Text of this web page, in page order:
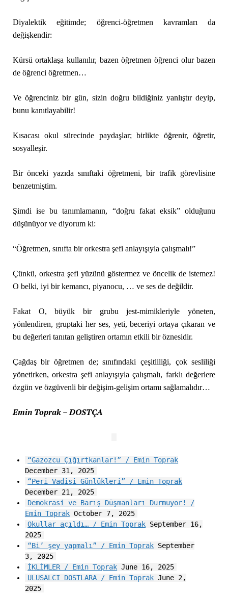
Diyalektik eğitimde; öğrenci-öğretmen kavramları da
değişkendir:
Kürsü ortaklaşa kullanılır, bazen öğretmen öğrenci olur bazen
de öğrenci öğretmen…
Ve öğrenciniz bir gün, sizin doğru bildiğiniz yanlıştır deyip,
bunu kanıtlayabilir!
Kısacası okul sürecinde paydaşlar; birlikte öğrenir, öğretir,
sosyalleşir.
Bir önceki yazıda sınıftaki öğretmeni, bir trafik görevlisine
benzetmiştim.
Şimdi ise bu tanımlamanın, “doğru fakat eksik” olduğunu
düşünüyor ve diyorum ki:
“Öğretmen, sınıfta bir orkestra şefi anlayışıyla çalışmalı!”
Çünkü, orkestra şefi yüzünü göstermez ve öncelik de istemez!
O belki, iyi bir kemancı, piyanocu, … ve ses de değildir.
Fakat O, büyük bir grubu jest-mimikleriyle yöneten,
yönlendiren, gruptaki her ses, yeti, beceriyi ortaya çıkaran ve
bu değerleri tanıtan geliştiren ortamın etkili bir öznesidir.
Çağdaş bir öğretmen de; sınıfındaki çeşitliliği, çok sesliliği
yönetirken, orkestra şefi anlayışıyla çalışmalı, farklı değerlere
özgün ve özgüvenli bir değişim-gelişim ortamı sağlamalıdır…
Emin Toprak – DOSTÇA
“Gazozcu Çığırtkanlar!” / Emin Toprak
December 31, 2025
“Peri Vadisi Günlükleri” / Emin Toprak
December 21, 2025
Demokrasi ve Barış Düşmanları Durmuyor! /
Emin ToprakOctober 7, 2025
Okullar açıldı… / Emin Toprak September 16,
2025
“Bi’ şey yapmalı” / Emin Toprak September
3, 2025
İKLİMLER / Emin Toprak June 16, 2025
ULUSALCI DOSTLARA / Emin Toprak June 2,
2025